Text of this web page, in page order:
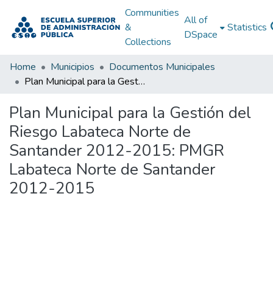
Communities
&
Collections
All of
DSpace
Statistics
Home Municipios
Documentos Municipales
Plan Municipal para la Gestión del Riesgo Labateca Norte de Santander 2012-2015: PMGR Labateca Norte de Santander 2012-2015
Plan Municipal para la Gestión del
Riesgo Labateca Norte de
Santander 2012-2015: PMGR
Labateca Norte de Santander
2012-2015